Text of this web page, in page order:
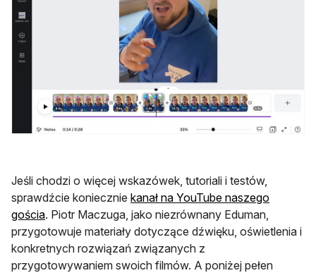
Jeśli chodzi o więcej wskazówek, tutoriali i testów,
sprawdźcie koniecznie kanał na YouTube naszego
gościaotwiera się w nowej karcie
. Piotr Maczuga, jako niezrównany Eduman,
przygotowuje materiały dotyczące dźwięku, oświetlenia i
konkretnych rozwiązań związanych z
przygotowywaniem swoich filmów. A poniżej pełen